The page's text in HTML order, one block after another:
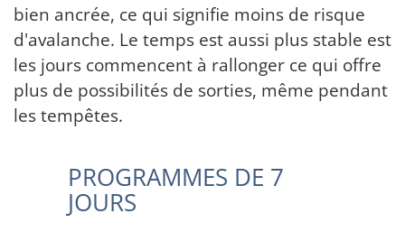
bien ancrée, ce qui signifie moins de risque
d'avalanche. Le temps est aussi plus stable est
les jours commencent à rallonger ce qui offre
plus de possibilités de sorties, même pendant
les tempêtes.
PROGRAMMES DE 7
JOURS